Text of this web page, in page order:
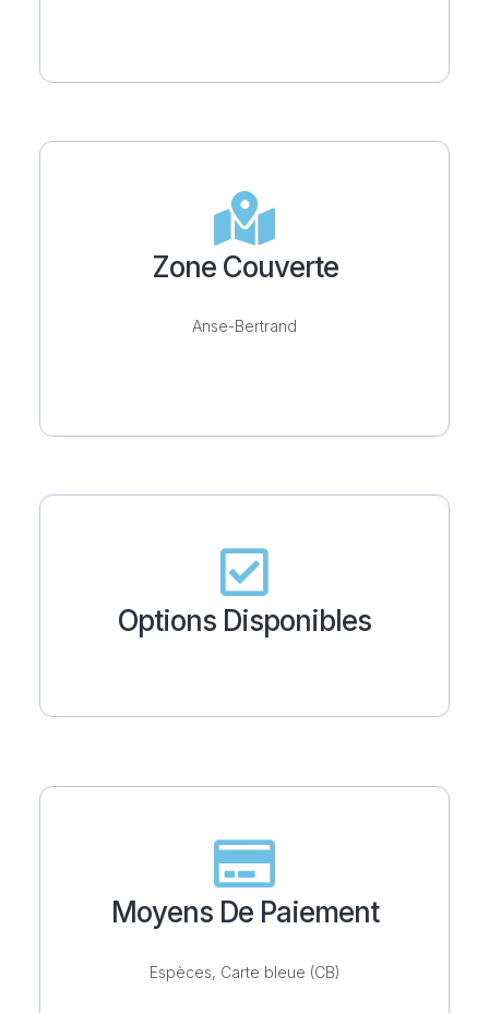
Zone Couverte
Anse-Bertrand
Options Disponibles
Moyens De Paiement
Espèces, Carte bleue (CB)